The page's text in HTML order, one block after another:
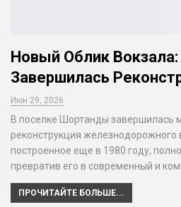
Новый Облик
Завершилась
Июн 29, 2026
В поселке Шортанды завершилась
реконструкция железнодорожного
построенное еще в 1980 году,
превратив его в современный и
ПРОЧИТАЙТЕ БОЛЬШЕ...